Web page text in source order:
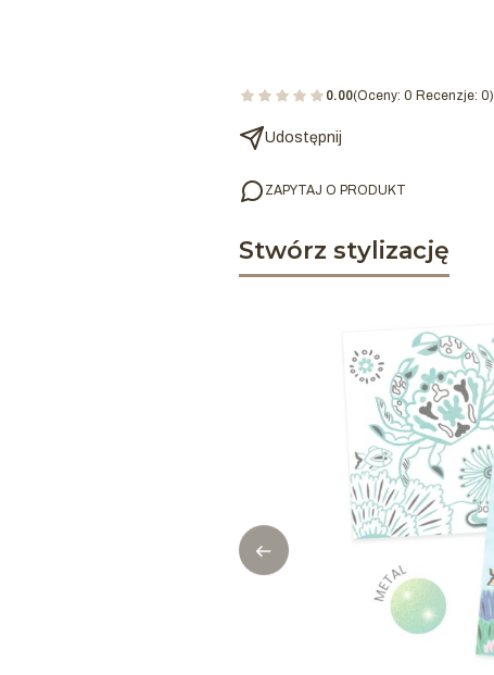
0.00(Oceny: 0 Recenzje: 0)
Udostępnij
ZAPYTAJ O PRODUKT
Stwórz stylizację